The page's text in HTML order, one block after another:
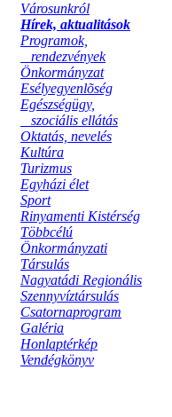
Városunkról
Hírek, aktualitások
Programok,
rendezvények
Önkormányzat
Esélyegyenlõség
Egészségügy,
szociális ellátás
Oktatás, nevelés
Kultúra
Turizmus
Egyházi élet
Sport
Rinyamenti Kistérség
Többcélú
Önkormányzati
Társulás
Nagyatádi Regionális
Szennyvíztársulás
Csatornaprogram
Galéria
Honlaptérkép
Vendégkönyv